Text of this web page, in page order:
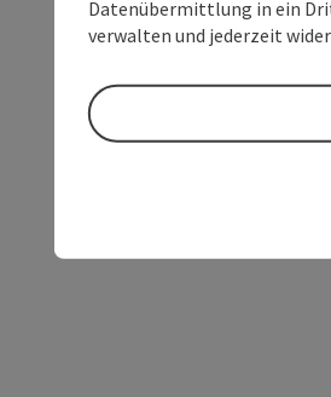
Datenübermittlung in ein
verwalten und jederzeit